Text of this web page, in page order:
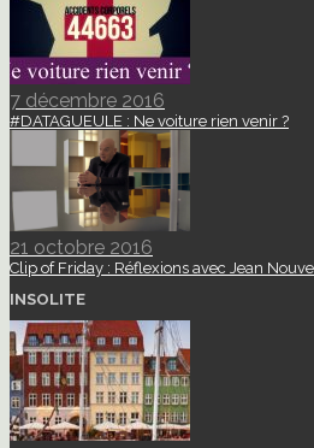
7 décembre 2016
#DATAGUEULE : Ne voiture rien venir ?
21 octobre 2016
Clip of Friday : Réflexions avec Jean Nouvel
INSOLITE